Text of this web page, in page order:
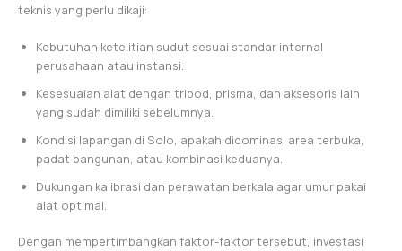
teknis yang perlu dikaji:
Kebutuhan ketelitian sudut sesuai standar internal
perusahaan atau instansi.
Kesesuaian alat dengan tripod, prisma, dan aksesoris lain
yang sudah dimiliki sebelumnya.
Kondisi lapangan di Solo, apakah didominasi area terbuka,
padat bangunan, atau kombinasi keduanya.
Dukungan kalibrasi dan perawatan berkala agar umur pakai
alat optimal.
Dengan mempertimbangkan faktor-faktor tersebut, investasi